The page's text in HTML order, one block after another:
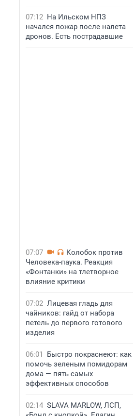
07:12 На Ильском НПЗ
начался пожар после налета
дронов. Есть пострадавшие
07:07
Колобок против
Человека-паука. Реакция
«Фонтанки» на тлетворное
влияние критики
07:02 Лицевая гладь для
чайников: гайд от набора
петель до первого готового
изделия
06:01
Быстро покраснеют: как
помочь зеленым помидорам
дома — пять самых
эффективных способов
02:14 SLAVA MARLOW, ЛСП,